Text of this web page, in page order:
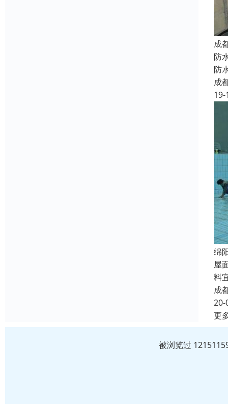
成
防
防
成
19-
绵
屋
料
成
20-
更
被浏览过